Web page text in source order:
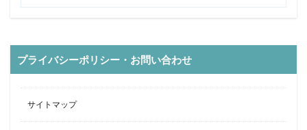
プライバシーポリシー・お問い合わせ
サイトマップ